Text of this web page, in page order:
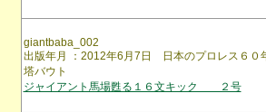
giantbaba_002
出版年月 ：2012年6月7日 日本のプロレス６０
塔バウト
ジャイアント馬場甦る１６文キック ２号